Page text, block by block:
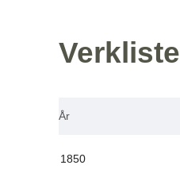
Verkliste
År
1850